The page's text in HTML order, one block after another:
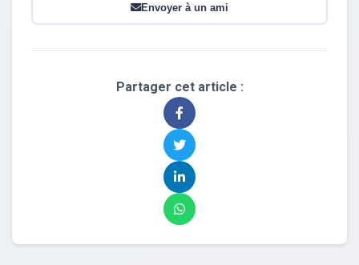
Envoyer à un ami
Partager cet article :